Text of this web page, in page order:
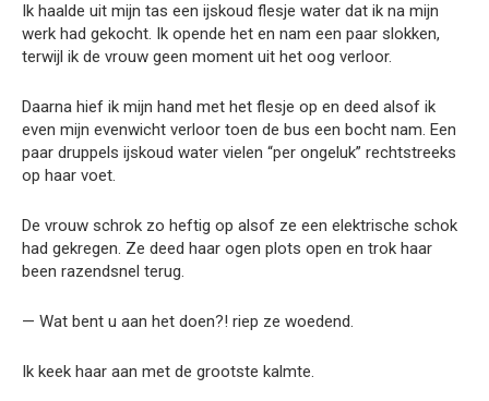
Ik haalde uit mijn tas een ijskoud flesje water dat ik na mijn
werk had gekocht. Ik opende het en nam een paar slokken,
terwijl ik de vrouw geen moment uit het oog verloor.
Daarna hief ik mijn hand met het flesje op en deed alsof ik
even mijn evenwicht verloor toen de bus een bocht nam. Een
paar druppels ijskoud water vielen “per ongeluk” rechtstreeks
op haar voet.
De vrouw schrok zo heftig op alsof ze een elektrische schok
had gekregen. Ze deed haar ogen plots open en trok haar
been razendsnel terug.
— Wat bent u aan het doen?! riep ze woedend.
Ik keek haar aan met de grootste kalmte.